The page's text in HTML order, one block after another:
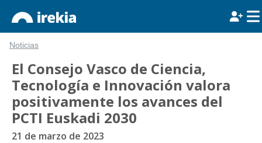
Noticias
El Consejo Vasco de Ciencia,
Tecnología e Innovación valora
positivamente los avances del
PCTI Euskadi 2030
21 de marzo de 2023